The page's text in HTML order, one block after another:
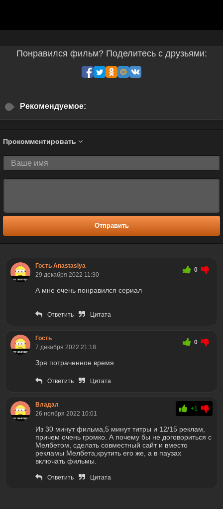
Понравился фильм? Поделитесь с друзьями:
Рекомендуемое:
Прокомментировать
Отправить
Гость Anastasiya
29 декабря 2022 11:30
0
А мне очень понравился сериал
Ответить Цитата
Гость
7 декабря 2022 21:18
0
Зря потраченное время
Ответить Цитата
Владал
26 ноября 2022 10:01
+1
Из 30 минут фильма,5 минут титры и 12/15 реклам,
причем очень громко. А почему бы не договориться с
Мелбетом, сделать совместный сайт и вместо
рекламы Мелбета,крутить его же, а в паузах
включать фильмы.
Ответить Цитата